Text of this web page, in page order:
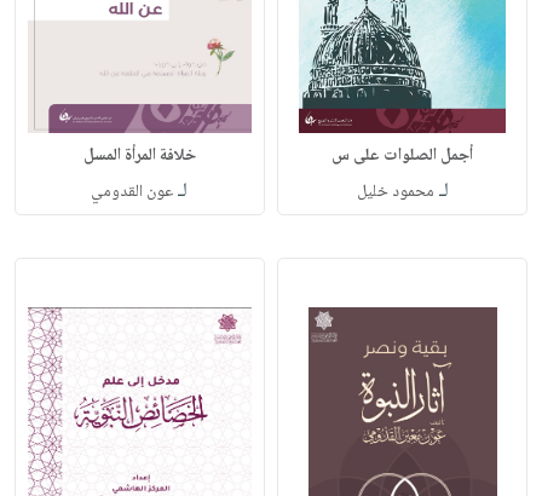
أجمل الصلوات على س
لـ محمود خليل
خلافة المرأة المسل
لـعون القدومي